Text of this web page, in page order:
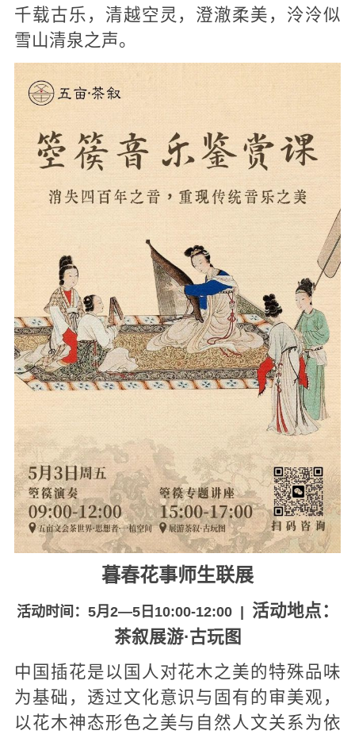
千载古乐，清越空灵，澄澈柔美，泠泠似
雪山清泉之声。
暮春花事师生联展
活动时间：5月2—5日10:00-12:00 | 活动地点：
茶叙展游·古玩图
中国插花是以国人对花木之美的特殊品味
为基础，透过文化意识与固有的审美观，
以花木神态形色之美与自然人文关系为依